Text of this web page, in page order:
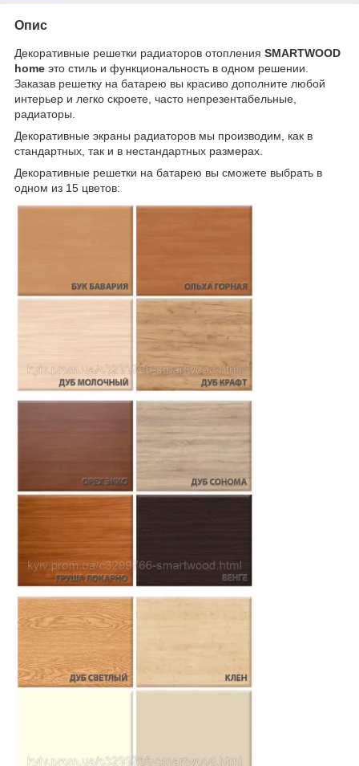
Опис
Декоративные решетки радиаторов отопления SMARTWOOD
home это стиль и функциональность в одном решении.
Заказав решетку на батарею вы красиво дополните любой
интерьер и легко скроете, часто непрезентабельные,
радиаторы.
Декоративные экраны радиаторов мы производим, как в
стандартных, так и в нестандартных размерах.
Декоративные решетки на батарею вы сможете выбрать в
одном из 15 цветов: